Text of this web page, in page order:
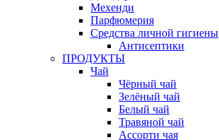
Мехенди
Парфюмерия
Средства личной гигиены
Антисептики
ПРОДУКТЫ
Чай
Чёрный чай
Зелёный чай
Белый чай
Травяной чай
Ассорти чая